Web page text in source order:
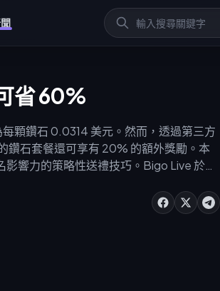
省 60%
顆鑽石 0.0314 美元。然而，透過第三方
鑽石套餐還可享有 20% 的額外獎勵。本
響力的策略性送禮技巧。Bigo Live 於
現為現金。為了獲得安全且具成本效益的
bigo-live-diamonds)，以確保快速到